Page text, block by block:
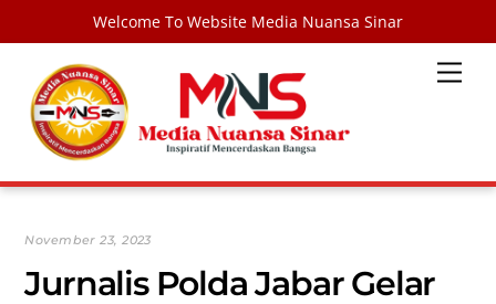
Welcome To Website Media Nuansa Sinar
content
November 23, 2023
Jurnalis Polda Jabar Gelar